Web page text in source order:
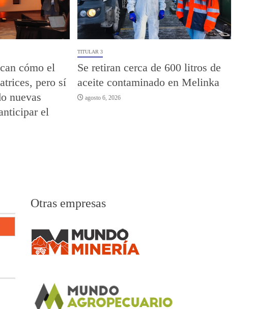
cómo el
pero sí
nuevas
el
TITULAR 3
Se retiran cerca de 600 litros de
aceite contaminado en Melinka
agosto 6, 2026
Otras empresas